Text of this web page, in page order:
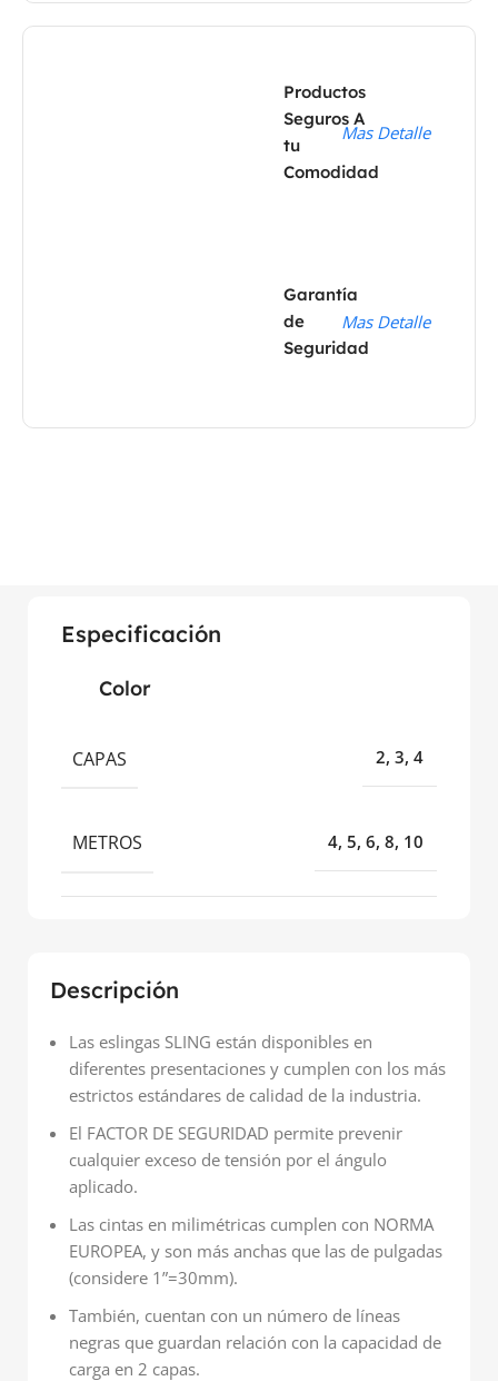
Productos
Seguros A
tu
Comodidad
Mas Detalle
Garantía
de
Seguridad
Mas Detalle
Descripción
Las eslingas SLING están disponibles en
diferentes presentaciones y cumplen con los más
estrictos estándares de calidad de la industria.
El FACTOR DE SEGURIDAD permite prevenir
cualquier exceso de tensión por el ángulo
aplicado.
Las cintas en milimétricas cumplen con NORMA
EUROPEA, y son más anchas que las de pulgadas
(considere 1”=30mm).
También, cuentan con un número de líneas
negras que guardan relación con la capacidad de
carga en 2 capas.
Especificación
Color
CAPAS 2, 3, 4
METROS 4, 5, 6, 8, 10